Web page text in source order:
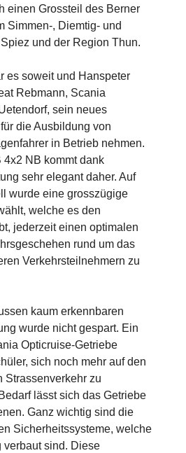
einen Grossteil des Berner
Simmen-, Diemtig- und
und der Region Thun.
es soweit und Hanspeter
Rebmann, Scania
sein neues
die Ausbildung von
in Betrieb nehmen.
4x2 NB kommt dank
sehr elegant daher. Auf
wurde eine grosszügige
welche es den
jederzeit einen optimalen
rund um das
Verkehrsteilnehmern zu
kaum erkennbaren
wurde nicht gespart. Ein
Opticruise-Getriebe
sich noch mehr auf den
Strassenverkehr zu
lässt sich das Getriebe
Ganz wichtig sind die
Sicherheitssysteme, welche
verbaut sind. Diese